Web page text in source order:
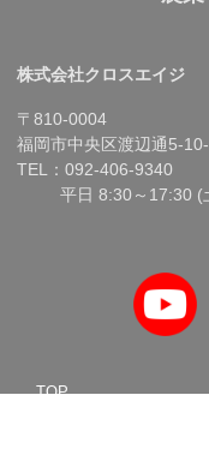
株式会社クロスエイジ
〒810-0004
福岡市中央区渡辺通5-
TEL：092-406-9340
平日 8:30～17:30 (土
TOP